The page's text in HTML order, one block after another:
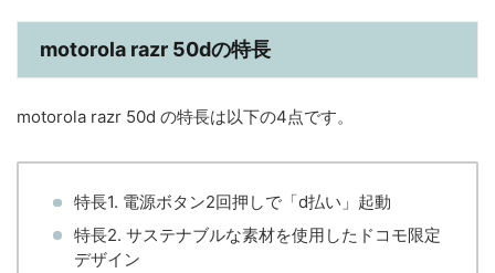
motorola razr 50dの特長
motorola razr 50d の特長は以下の4点です。
特長1. 電源ボタン2回押しで「d払い」起動
特長2. サステナブルな素材を使用したドコモ限定
デザイン